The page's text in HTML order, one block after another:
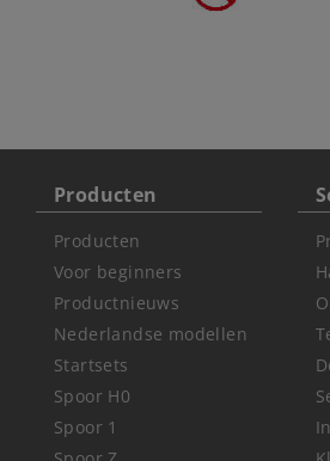
Producten
Producten
Voor beginners
Productnieuws
Nederlandse modellen
Startsets
Spoor H0
Spoor 1